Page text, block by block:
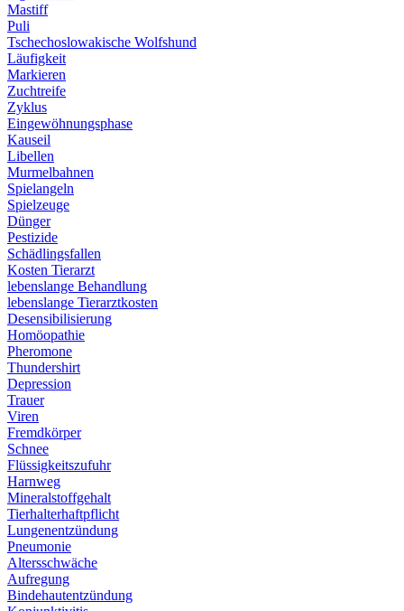
Mastiff
Puli
Tschechoslowakische Wolfshund
Läufigkeit
Markieren
Zuchtreife
Zyklus
Eingewöhnungsphase
Kauseil
Libellen
Murmelbahnen
Spielangeln
Spielzeuge
Dünger
Pestizide
Schädlingsfallen
Kosten Tierarzt
lebenslange Behandlung
lebenslange Tierarztkosten
Desensibilisierung
Homöopathie
Pheromone
Thundershirt
Depression
Trauer
Viren
Fremdkörper
Schnee
Flüssigkeitszufuhr
Harnweg
Mineralstoffgehalt
Tierhalterhaftpflicht
Lungenentzündung
Pneumonie
Altersschwäche
Aufregung
Bindehautentzündung